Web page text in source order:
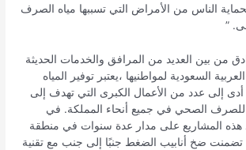
الناس من الأمراض التي تسببها مياه الصرف
”
من بين العديد من المرافق والخدمات الحديثة
السعودية لمواطنيها ،يعتبر توفير المياه
أدى إلى عدد من الأعمال الكبرى التي تهدف إلى
للصرف الصحي في جميع أنحاء المملكة. في
هذه المشاريع على مدار عدة سنوات في منطقة
ضخ أنابيب الضغط جنبًا إلى جنب مع تقنية